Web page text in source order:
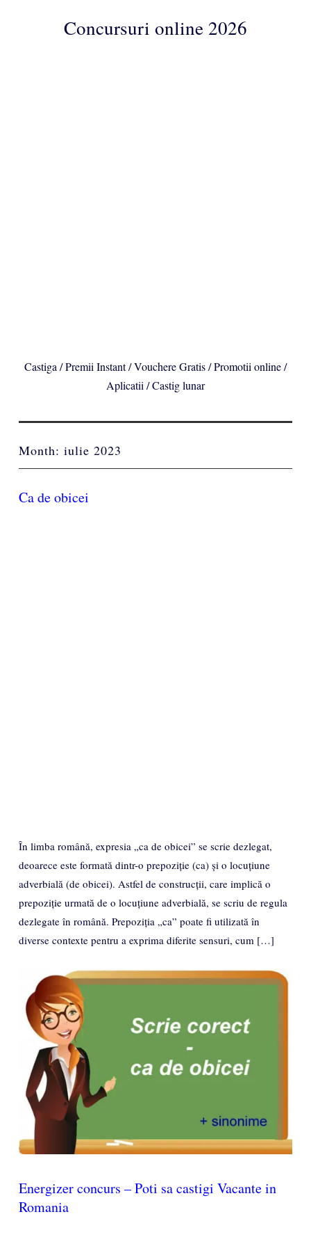
ConcursuriConcursuri online 2026
Castiga / Premii Instant / Vouchere Gratis / Promotii online /
Aplicatii / Castig lunar
Month: iulie 2023
Ca de obicei
În limba română, expresia „ca de obicei” se scrie dezlegat,
deoarece este formată dintr-o prepoziție (ca) și o locuțiune
adverbială (de obicei). Astfel de construcții, care implică o
prepoziție urmată de o locuțiune adverbială, se scriu de regula
dezlegate în română. Prepoziția „ca” poate fi utilizată în
diverse contexte pentru a exprima diferite sensuri, cum […]
Energizer concurs – Poti sa castigi Vacante in
Romania